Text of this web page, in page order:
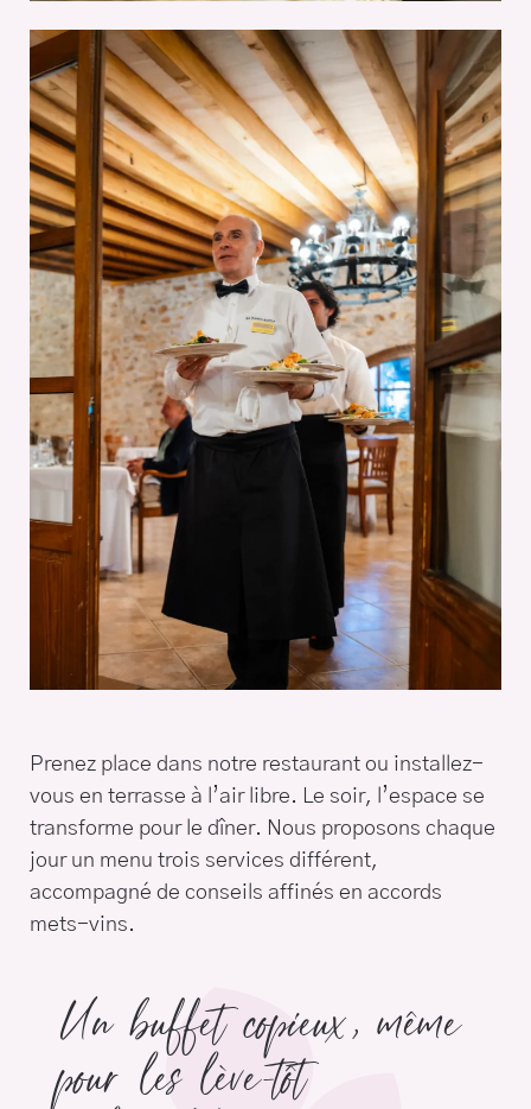
Prenez place dans notre restaurant ou installez-
vous en terrasse à l’air libre. Le soir, l’espace se
transforme pour le dîner. Nous proposons chaque
jour un menu trois services différent,
accompagné de conseils affinés en accords
mets-vins.
Un buffet copieux, même
pour les lève-tôt